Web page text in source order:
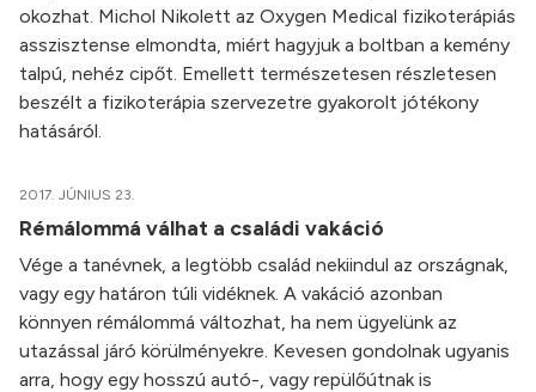
okozhat. Michol Nikolett az Oxygen Medical fizikoterápiás
asszisztense elmondta, miért hagyjuk a boltban a kemény
talpú, nehéz cipőt. Emellett természetesen részletesen
beszélt a fizikoterápia szervezetre gyakorolt jótékony
hatásáról.
2017. JÚNIUS 23.
Rémálommá válhat a családi vakáció
Vége a tanévnek, a legtöbb család nekiindul az országnak,
vagy egy határon túli vidéknek. A vakáció azonban
könnyen rémálommá változhat, ha nem ügyelünk az
utazással járó körülményekre. Kevesen gondolnak ugyanis
arra, hogy egy hosszú autó-, vagy repülőútnak is